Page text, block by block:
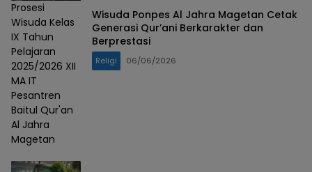
Prosesi
Wisuda Kelas
IX Tahun
Pelajaran
2025/2026 XII
MA IT
Pesantren
Baitul Qur'an
Al Jahra
Magetan
‎Wisuda Ponpes Al Jahra Magetan Cetak
Generasi Qur’ani Berkarakter dan
Berprestasi
Religi 06/06/2026